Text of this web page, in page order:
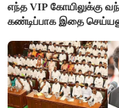
எந்த VIP கோயிலுக்கு
கண்டிப்பாக இதை